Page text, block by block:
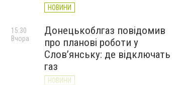
НОВИНИ
Донецькоблгаз повідомив
про планові роботи у
Слов’янську: де відключать
газ
НОВИНИ
15:30
Вчора